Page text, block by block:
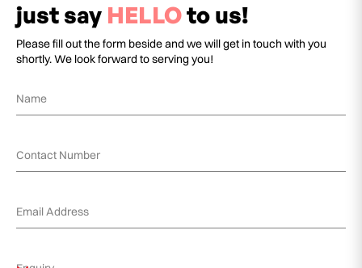
just say HELLOto us!
Please fill out the form beside and we will get in touch with you
shortly. We look forward to serving you!